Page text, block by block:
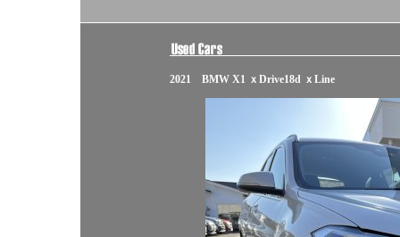
2021 BMW X1 ｘDrive18d ｘLine